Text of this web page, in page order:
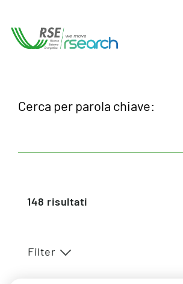
Cerca per parola chiave:
148 risultati
Filter